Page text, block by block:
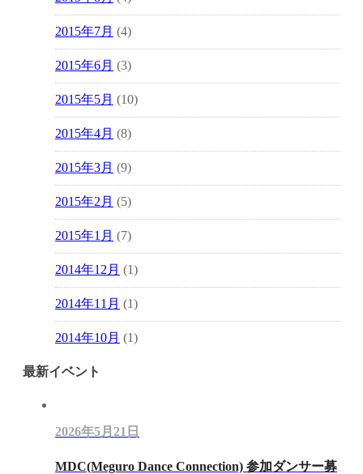
2015年7月 (4)
2015年6月 (3)
2015年5月 (10)
2015年4月 (8)
2015年3月 (9)
2015年2月 (5)
2015年1月 (7)
2014年12月 (1)
2014年11月 (1)
2014年10月 (1)
最新イベント
2026年5月21日
MDC(Meguro Dance Connection) 参加ダンサー募